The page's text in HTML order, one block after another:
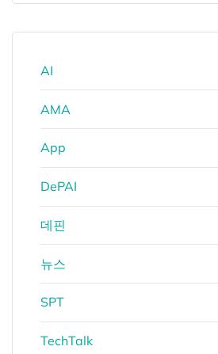
AI
AMA
App
DePAI
데핀
뉴스
SPT
TechTalk